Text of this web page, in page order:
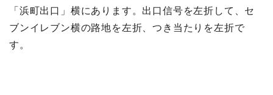
「浜町出口」横にあります。出口信号を左折して、セ
ブンイレブン横の路地を左折、つき当たりを左折で
す。